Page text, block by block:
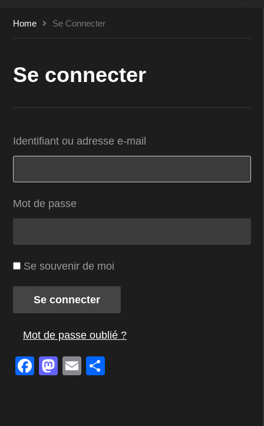
Home Se Connecter
Se connecter
Identifiant ou adresse e-mail
Mot de passe
Se souvenir de moi
Se connecter
Mot de passe oublié ?
Facebook
Mastodon
Email